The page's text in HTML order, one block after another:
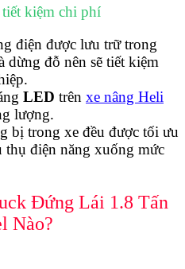
kiệm chi phí
điện được lưu trữ trong
dừng đỗ nên sẽ tiết kiệm
LED trên xe nâng Heli
lượng.
bị trong xe đều được tối ưu
thụ điện năng xuống mức
Đứng Lái 1.8 Tấn
Nào?